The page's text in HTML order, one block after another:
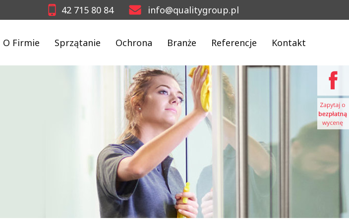
42 715 80 84 info@qualitygroup.pl
O Firmie Sprzątanie Ochrona Branże Referencje Kontakt